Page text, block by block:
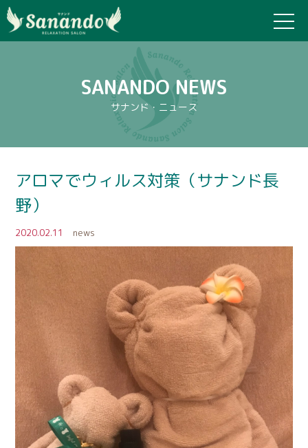
SANANDO NEWS
サナンド・ニュース
アロマでウィルス対策（サナンド長
野）
2020.02.11 news